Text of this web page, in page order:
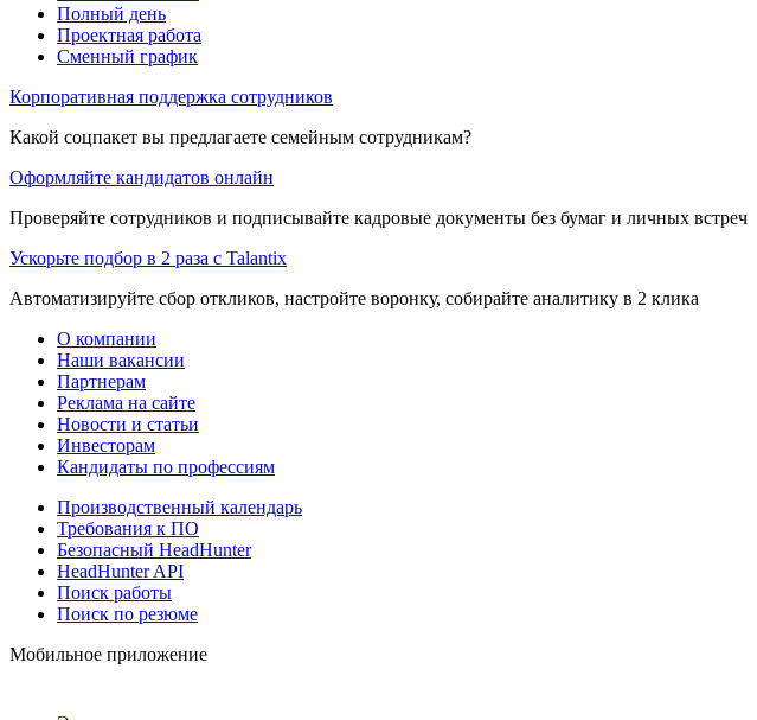
Полный день
Проектная работа
Сменный график
Корпоративная поддержка сотрудников
Какой соцпакет вы предлагаете семейным сотрудникам?
Оформляйте кандидатов онлайн
Проверяйте сотрудников и подписывайте кадровые документы без бумаг и личных встреч
Ускорьте подбор в 2 раза с Talantix
Автоматизируйте сбор откликов, настройте воронку, собирайте аналитику в 2 клика
О компании
Наши вакансии
Партнерам
Реклама на сайте
Новости и статьи
Инвесторам
Кандидаты по профессиям
Производственный календарь
Требования к ПО
Безопасный HeadHunter
HeadHunter API
Поиск работы
Поиск по резюме
Мобильное приложение